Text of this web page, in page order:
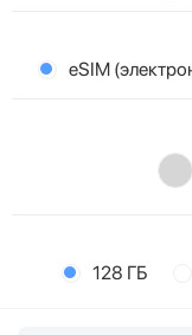
eSIM
128 ГБ